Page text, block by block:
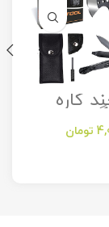
کاره
مدل
تومان